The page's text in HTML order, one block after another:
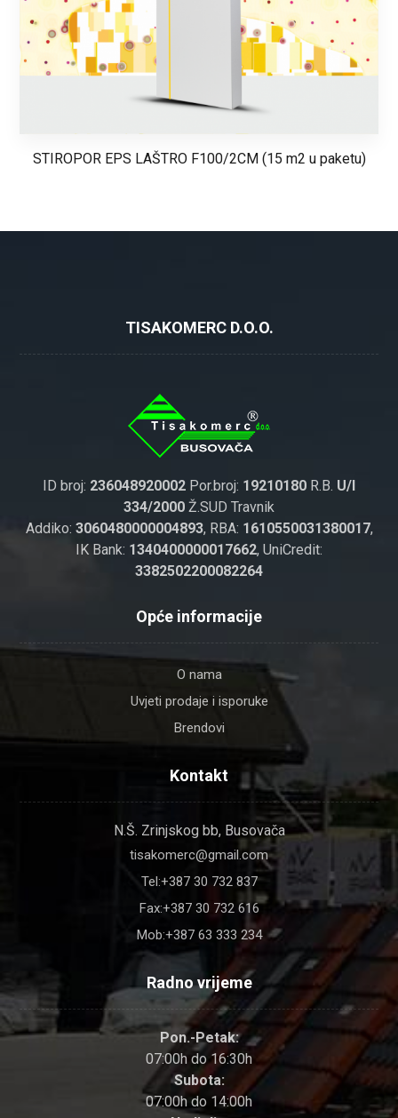
STIROPOR EPS LAŠTRO F100/2CM (15 m2 u paketu)
TISAKOMERC D.O.O.
ID broj: 236048920002 Por.broj: 19210180 R.B. U/I
334/2000 Ž.SUD Travnik
Addiko: 3060480000004893, RBA: 1610550031380017,
IK Bank: 1340400000017662, UniCredit:
3382502200082264
Opće informacije
O nama
Uvjeti prodaje i isporuke
Brendovi
Kontakt
N.Š. Zrinjskog bb, Busovača
tisakomerc@gmail.com
Tel:+387 30 732 837
Fax:+387 30 732 616
Mob:+387 63 333 234
Radno vrijeme
Pon.-Petak:
07:00h do 16:30h
Subota:
07:00h do 14:00h